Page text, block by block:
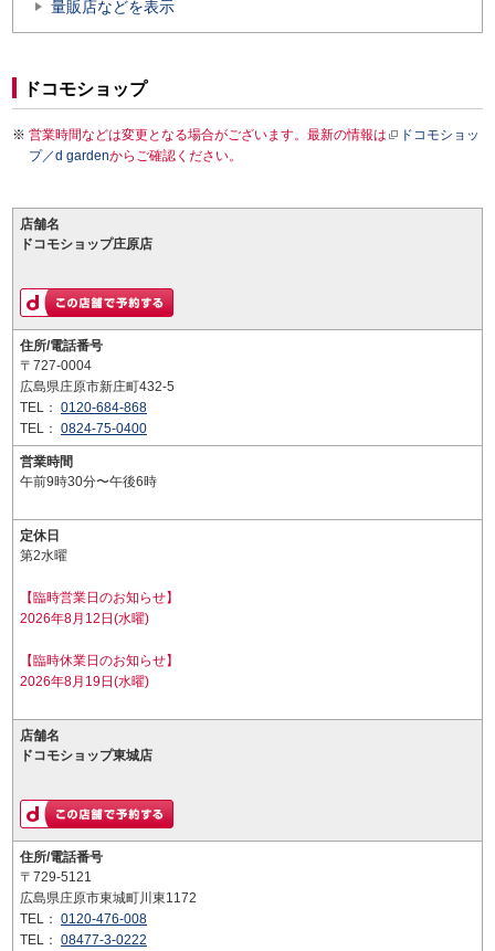
量販店などを表示
ドコモショップ
営業時間などは変更となる場合がございます。最新の情報は
ドコモショッ
プ／d gardenからご確認ください。
店舗名
ドコモショップ庄原店
住所/電話番号
〒727-0004
広島県庄原市新庄町432-5
TEL： 0120-684-868
TEL： 0824-75-0400
営業時間
午前9時30分〜午後6時
定休日
第2水曜
【臨時営業日のお知らせ】
2026年8月12日(水曜)
【臨時休業日のお知らせ】
2026年8月19日(水曜)
店舗名
ドコモショップ東城店
住所/電話番号
〒729-5121
広島県庄原市東城町川東1172
TEL： 0120-476-008
TEL： 08477-3-0222